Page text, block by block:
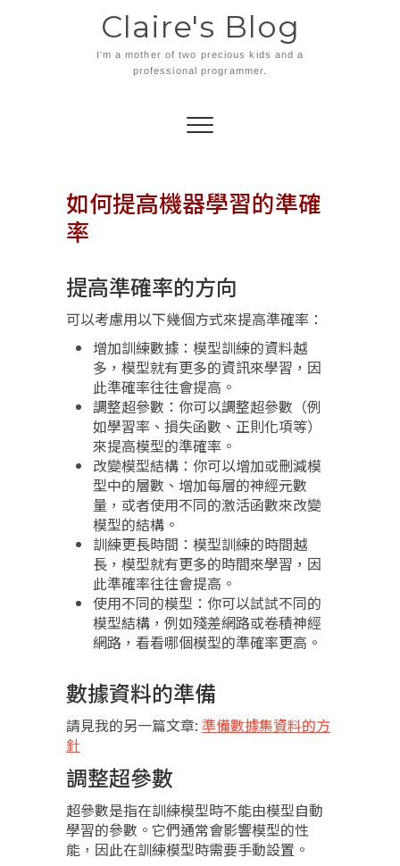
Claire's Blog
I'm a mother of two precious kids and a
professional programmer.
如何提高機器學習的準確
率
提高準確率的方向
可以考慮用以下幾個方式來提高準確率：
增加訓練數據：模型訓練的資料越
多，模型就有更多的資訊來學習，因
此準確率往往會提高。
調整超參數：你可以調整超參數（例
如學習率、損失函數、正則化項等）
來提高模型的準確率。
改變模型結構：你可以增加或刪減模
型中的層數、增加每層的神經元數
量，或者使用不同的激活函數來改變
模型的結構。
訓練更長時間：模型訓練的時間越
長，模型就有更多的時間來學習，因
此準確率往往會提高。
使用不同的模型：你可以試試不同的
模型結構，例如殘差網路或卷積神經
網路，看看哪個模型的準確率更高。
數據資料的準備
請見我的另一篇文章: 準備數據集資料的方
針
調整超參數
超參數是指在訓練模型時不能由模型自動
學習的參數。它們通常會影響模型的性
能，因此在訓練模型時需要手動設置。